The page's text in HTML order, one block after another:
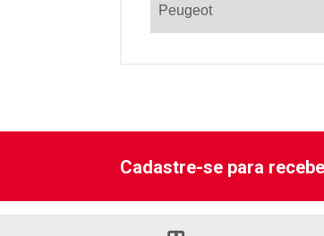
Peugeot
Cadastre-se para